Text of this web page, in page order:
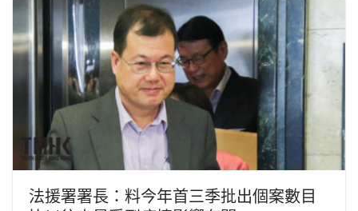
法援署署長：料今年首三季批出個案數目